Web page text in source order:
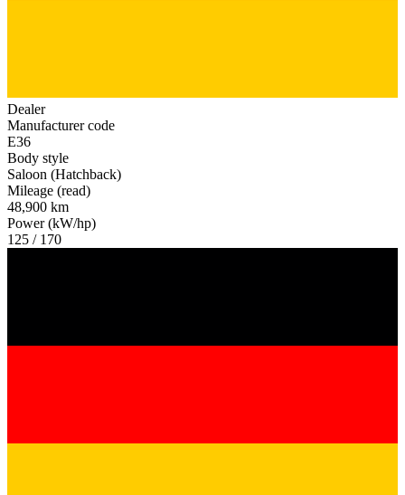
Dealer
Manufacturer code
E36
Body style
Saloon (Hatchback)
Mileage (read)
48,900 km
Power (kW/hp)
125 / 170